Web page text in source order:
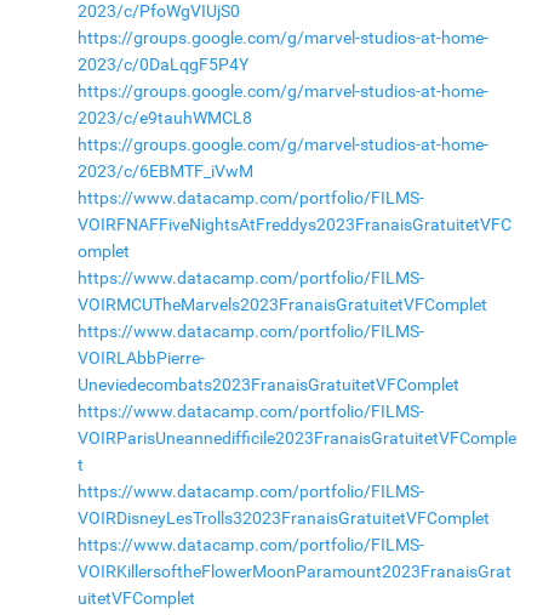
2023/c/PfoWgVIUjS0
https://groups.google.com/g/marvel-studios-at-home-
2023/c/0DaLqgF5P4Y
https://groups.google.com/g/marvel-studios-at-home-
2023/c/e9tauhWMCL8
https://groups.google.com/g/marvel-studios-at-home-
2023/c/6EBMTF_iVwM
https://www.datacamp.com/portfolio/FILMS-
VOIRFNAFFiveNightsAtFreddys2023FranaisGratuitetVFC
omplet
https://www.datacamp.com/portfolio/FILMS-
VOIRMCUTheMarvels2023FranaisGratuitetVFComplet
https://www.datacamp.com/portfolio/FILMS-
VOIRLAbbPierre-
Uneviedecombats2023FranaisGratuitetVFComplet
https://www.datacamp.com/portfolio/FILMS-
VOIRParisUneannedifficile2023FranaisGratuitetVFComple
t
https://www.datacamp.com/portfolio/FILMS-
VOIRDisneyLesTrolls32023FranaisGratuitetVFComplet
https://www.datacamp.com/portfolio/FILMS-
VOIRKillersoftheFlowerMoonParamount2023FranaisGrat
uitetVFComplet